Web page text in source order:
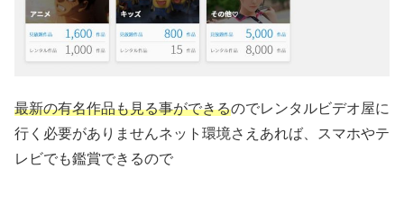
最新の有名作品も見る事ができるのでレンタルビデオ屋に
行く必要がありませんネット環境さえあれば、スマホやテ
レビでも鑑賞できるので